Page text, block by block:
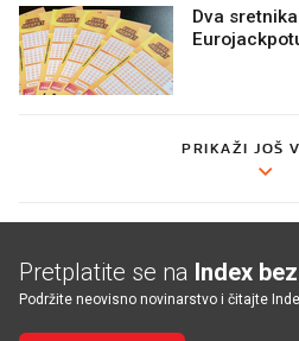
Dva
PRIKAŽI JOŠ
Pretplatite se na Index
Podržite neovisno novinarstvo i čitajte